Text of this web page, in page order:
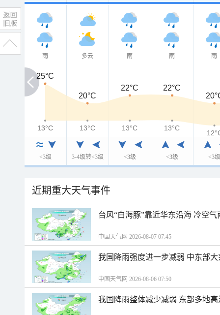
雨
<3级
多云
3-4级转<3级
雨
<3级
雨
<3级
雨
<3级
25°C
25°C
20°C
22°C
22°C
13°C
13°C 13°C 13°C 13°C
近期重大天气事件
台风“白海豚”靠近华东沿海 冷空
中国天气网 2026-08-07 07:45
我国降雨强度进一步减弱 中东部
中国天气网 2026-08-06 07:50
我国降雨整体减少减弱 东部多地